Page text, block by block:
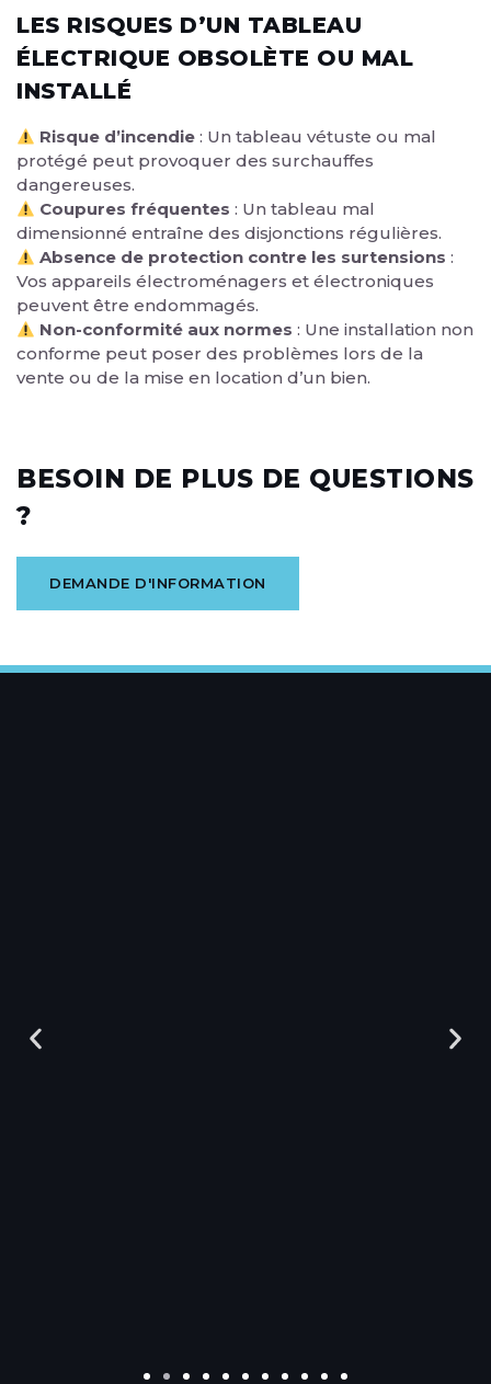
LES RISQUES D’UN TABLEAU
ÉLECTRIQUE OBSOLÈTE OU MAL
INSTALLÉ
Risque d’incendie : Un tableau vétuste ou mal
protégé peut provoquer des surchauffes
dangereuses.
Coupures fréquentes : Un tableau mal
dimensionné entraîne des disjonctions régulières.
Absence de protection contre les surtensions :
Vos appareils électroménagers et électroniques
peuvent être endommagés.
Non-conformité aux normes : Une installation non
conforme peut poser des problèmes lors de la
vente ou de la mise en location d’un bien.
BESOIN DE PLUS DE QUESTIONS
?
DEMANDE D'INFORMATION